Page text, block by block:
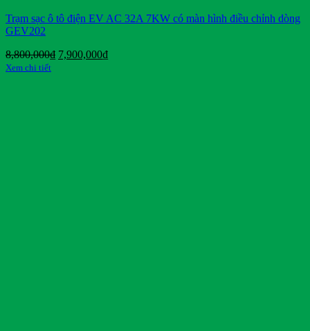
Trạm sạc ô tô điện EV AC 32A 7KW có màn hình điều chỉnh dòng
GEV202
8,800,000₫ Giá
7,900,000₫Giá
Xem chi tiết